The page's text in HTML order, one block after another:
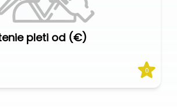
pleti od (€)
0